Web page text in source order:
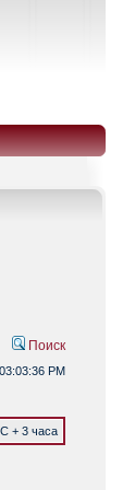
Поиск
PM
+ 3 часа